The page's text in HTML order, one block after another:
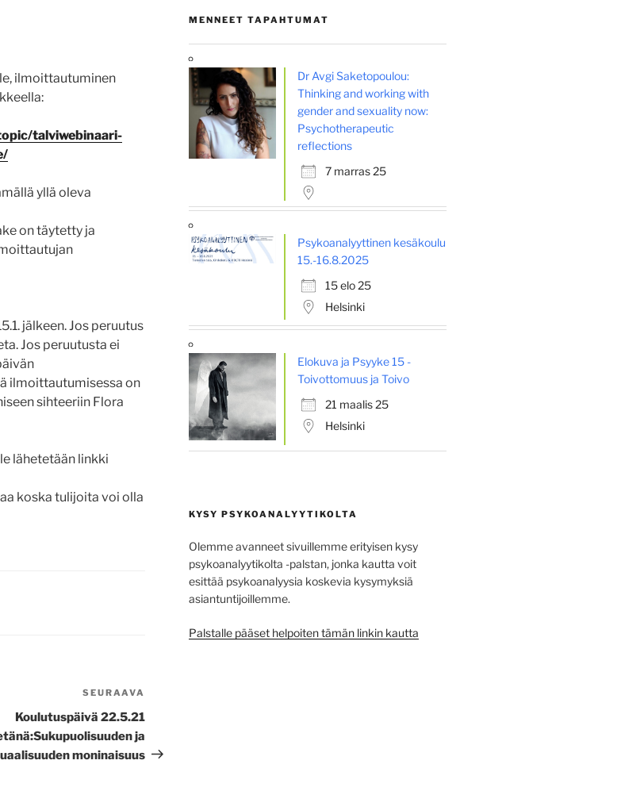
ilmoittautuminen
talviwebinaari-
yllä oleva
on täytetty ja
jälkeen. Jos peruutus
Jos peruutusta ei
ilmoittautumisessa on
sihteeriin Flora
lähetetään linkki
koska tulijoita voi olla
SEURAAVA
Koulutuspäivä 22.5.21
ja
moninaisuus
MENNEET TAPAHTUMAT
Dr Avgi Saketopoulou:
Thinking and working with
gender and sexuality now:
Psychotherapeutic
reflections
7 marras 25
Psykoanalyyttinen kesäkoulu
15.-16.8.2025
15 elo 25
Helsinki
Elokuva ja Psyyke 15 -
Toivottomuus ja Toivo
21 maalis 25
Helsinki
KYSY PSYKOANALYYTIKOLTA
Olemme avanneet sivuillemme erityisen kysy
psykoanalyytikolta -palstan, jonka kautta voit
esittää psykoa­na­lyysia koskevia kysy­myksiä
asiantuntijoillemme.
Palstalle pääset helpoiten tämän linkin kautta